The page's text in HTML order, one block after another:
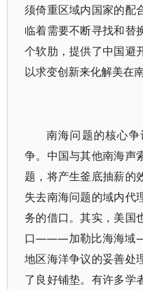
须倚重区域内国家的配
临着需要不断寻找和替
个软肋，提供了中国避
以求变创新来化解美在
南海问题的核心
争。中国与其他南海声
题，将产生釜底抽薪的
失去南海问题的域内代
务的借口。其实，美国
口———加勒比海海域
地区海洋争议的妥善处
了良好铺垫。有许多学